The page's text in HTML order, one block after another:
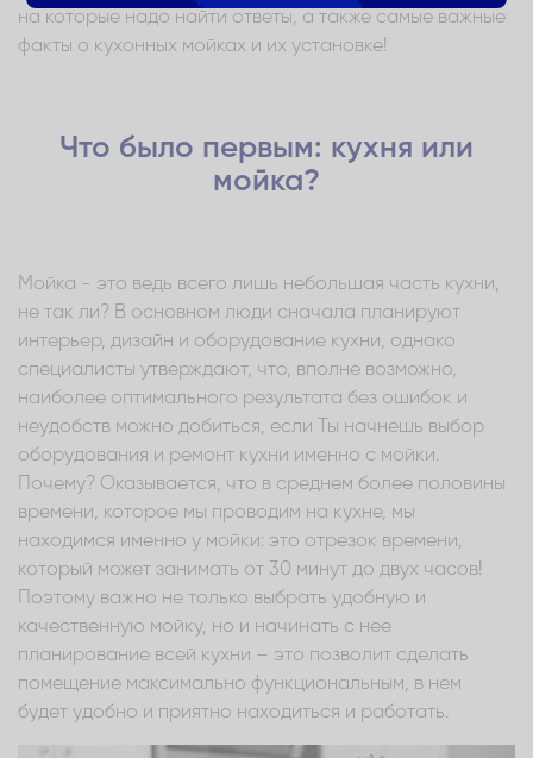
на которые надо найти ответы, а также самые важные
факты о кухонных мойках и их установке!
Что было первым: кухня или
мойка?
Мойка - это ведь всего лишь небольшая часть кухни,
не так ли? В основном люди сначала планируют
интерьер, дизайн и оборудование кухни, однако
специалисты утверждают, что, вполне возможно,
наиболее оптимального результата без ошибок и
неудобств можно добиться, если Ты начнешь выбор
оборудования и ремонт кухни именно с мойки.
Почему? Оказывается, что в среднем более половины
времени, которое мы проводим на кухне, мы
находимся именно у мойки: это отрезок времени,
который может занимать от 30 минут до двух часов!
Поэтому важно не только выбрать удобную и
качественную мойку, но и начинать с нее
планирование всей кухни – это позволит сделать
помещение максимально функциональным, в нем
будет удобно и приятно находиться и работать.